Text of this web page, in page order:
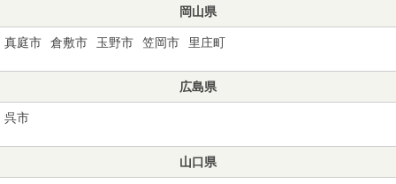
岡山県
真庭市 倉敷市 玉野市 笠岡市 里庄町
広島県
呉市
山口県